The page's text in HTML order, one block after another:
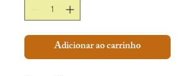
Adicionar ao carrinho